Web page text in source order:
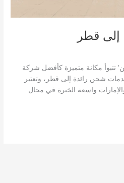
قطر
تتبوأ مكانة متميزة كأفضل شركة
شحن رائدة إلى قطر، وتعتبر
واسعة الخبرة في مجال